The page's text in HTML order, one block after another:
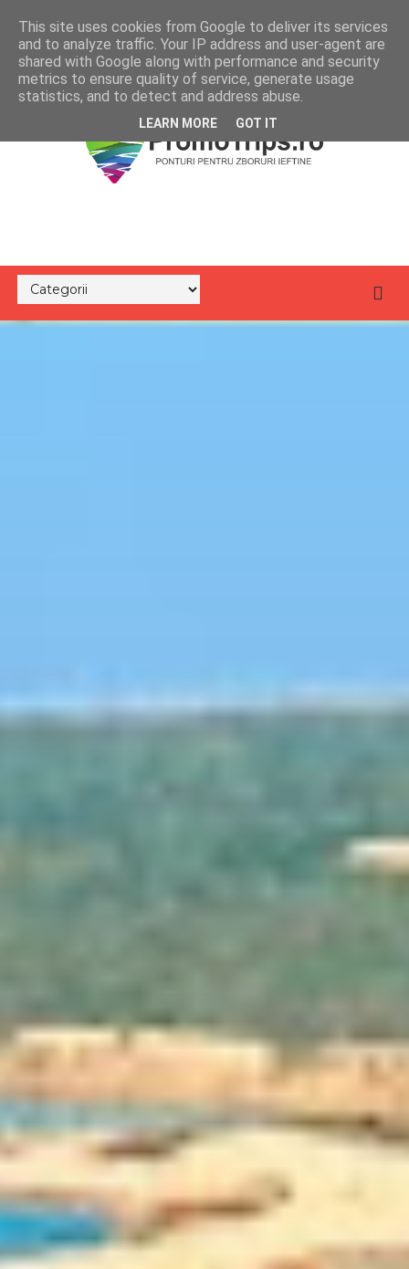
This site uses cookies from Google to deliver its services
and to analyze traffic. Your IP address and user-agent are
shared with Google along with performance and security
metrics to ensure quality of service, generate usage
statistics, and to detect and address abuse.
LEARN MORE GOT IT